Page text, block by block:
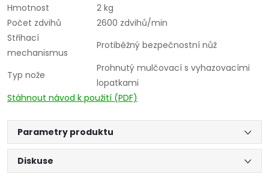
Hmotnost
2 kg
Počet zdvihů
2600 zdvihů/min
Střihací
mechanismus
Protiběžný bezpečnostní nůž
Typ nože
Prohnutý mulčovací s vyhazovacími
lopatkami
Stáhnout návod k použití (PDF)
Parametry produktu
Diskuse